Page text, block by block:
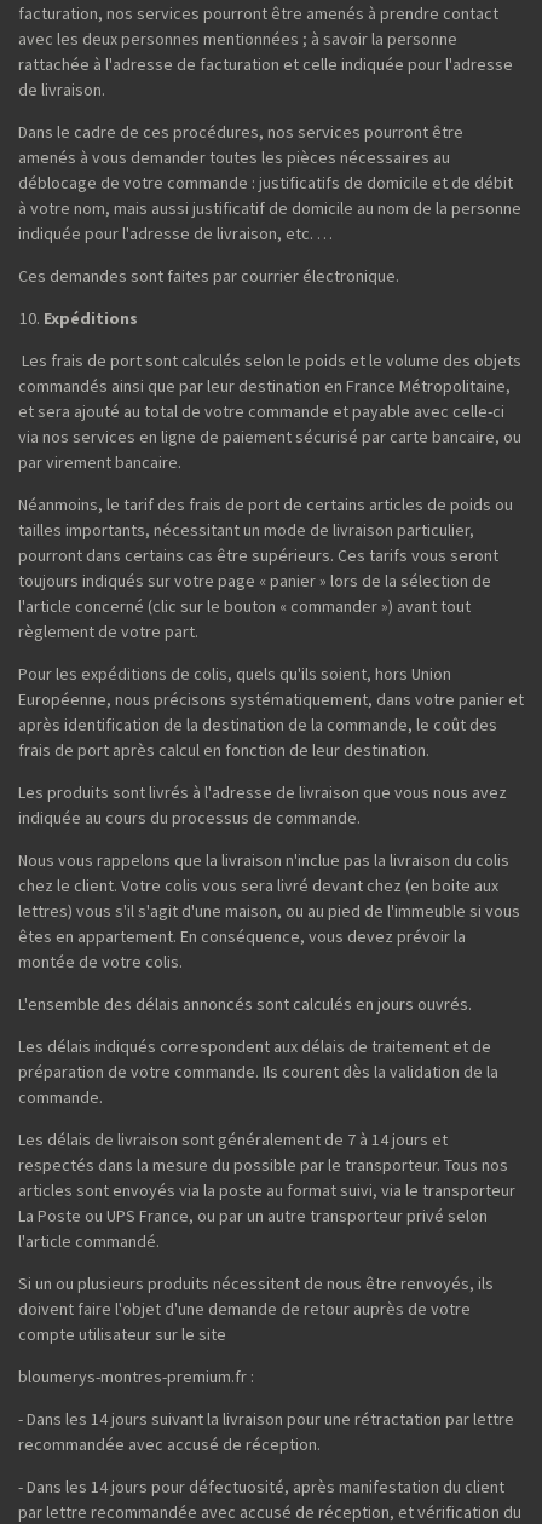
facturation, nos services pourront être amenés à prendre contact
avec les deux personnes mentionnées ; à savoir la personne
rattachée à l'adresse de facturation et celle indiquée pour l'adresse
de livraison.
Dans le cadre de ces procédures, nos services pourront être
amenés à vous demander toutes les pièces nécessaires au
déblocage de votre commande : justificatifs de domicile et de débit
à votre nom, mais aussi justificatif de domicile au nom de la personne
indiquée pour l'adresse de livraison, etc. …
Ces demandes sont faites par courrier électronique.
Expéditions
Les frais de port sont calculés selon le poids et le volume des objets
commandés ainsi que par leur destination en France Métropolitaine,
et sera ajouté au total de votre commande et payable avec celle-ci
via nos services en ligne de paiement sécurisé par carte bancaire, ou
par virement bancaire.
Néanmoins, le tarif des frais de port de certains articles de poids ou
tailles importants, nécessitant un mode de livraison particulier,
pourront dans certains cas être supérieurs. Ces tarifs vous seront
toujours indiqués sur votre page « panier » lors de la sélection de
l'article concerné (clic sur le bouton « commander ») avant tout
règlement de votre part.
Pour les expéditions de colis, quels qu'ils soient, hors Union
Européenne, nous précisons systématiquement, dans votre panier et
après identification de la destination de la commande, le coût des
frais de port après calcul en fonction de leur destination.
Les produits sont livrés à l'adresse de livraison que vous nous avez
indiquée au cours du processus de commande.
Nous vous rappelons que la livraison n'inclue pas la livraison du colis
chez le client. Votre colis vous sera livré devant chez (en boite aux
lettres) vous s'il s'agit d'une maison, ou au pied de l'immeuble si vous
êtes en appartement. En conséquence, vous devez prévoir la
montée de votre colis.
L'ensemble des délais annoncés sont calculés en jours ouvrés.
Les délais indiqués correspondent aux délais de traitement et de
préparation de votre commande. Ils courent dès la validation de la
commande.
Les délais de livraison sont généralement de 7 à 14 jours et
respectés dans la mesure du possible par le transporteur. Tous nos
articles sont envoyés via la poste au format suivi, via le transporteur
La Poste ou UPS France, ou par un autre transporteur privé selon
l'article commandé.
Si un ou plusieurs produits nécessitent de nous être renvoyés, ils
doivent faire l'objet d'une demande de retour auprès de votre
compte utilisateur sur le site
bloumerys-montres-premium.fr :
- Dans les 14 jours suivant la livraison pour une rétractation par lettre
recommandée avec accusé de réception.
- Dans les 14 jours pour défectuosité, après manifestation du client
par lettre recommandée avec accusé de réception, et vérification du